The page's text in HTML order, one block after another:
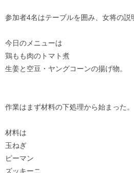
参加者4名はテーブルを囲み、女将の説
今日のメニューは
鶏もも肉のトマト煮
生姜と空豆・ヤングコーンの揚げ物。
作業はまず材料の下処理から始まった。
材料は
玉ねぎ
ピーマン
ズッキーニ